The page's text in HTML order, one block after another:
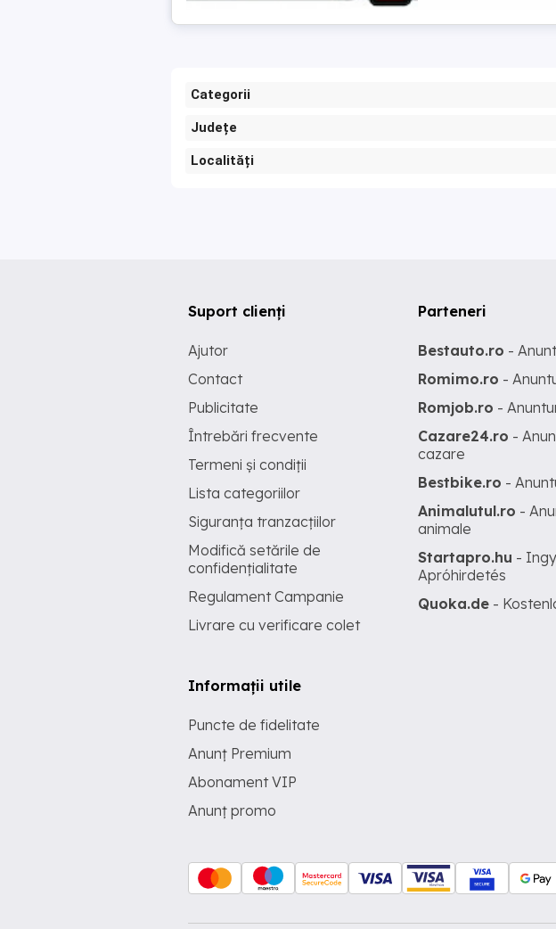
Categorii
Județe
Localități
Suport clienți
Ajutor
Contact
Publicitate
Întrebări frecvente
Termeni și condiții
Lista categoriilor
Siguranța tranzacțiilor
Modifică setările de
confidențialitate
Regulament Campanie
Livrare cu verificare colet
Informații utile
Puncte de fidelitate
Anunț Premium
Abonament VIP
Anunț promo
Parteneri
Bestauto.ro -
Romimo.ro -
Romjob.ro -
Cazare24.ro -
cazare
Bestbike.ro -
Animalutul.ro -
animale
Startapro.hu -
Apróhirdetés
Quoka.de -